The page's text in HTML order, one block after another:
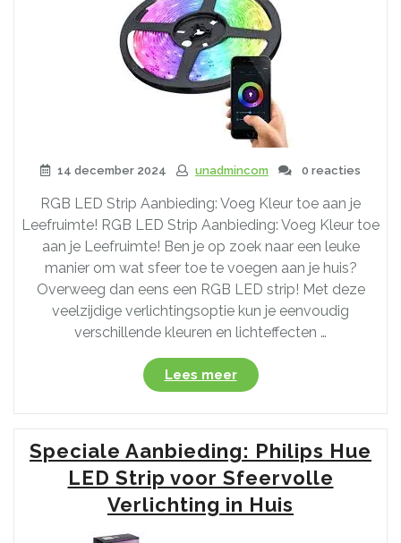
14 december 2024 unadmincom 0 reacties
RGB LED Strip Aanbieding: Voeg Kleur toe aan je
Leefruimte! RGB LED Strip Aanbieding: Voeg Kleur toe
aan je Leefruimte! Ben je op zoek naar een leuke
manier om wat sfeer toe te voegen aan je huis?
Overweeg dan eens een RGB LED strip! Met deze
veelzijdige verlichtingsoptie kun je eenvoudig
verschillende kleuren en lichteffecten …
Lees meer“Geweldige
Aanbieding:
RGB
LED
Strip
voor
Sfeervolle
Verlichting!”
Speciale Aanbieding: Philips Hue
LED Strip voor Sfeervolle
Verlichting in Huis